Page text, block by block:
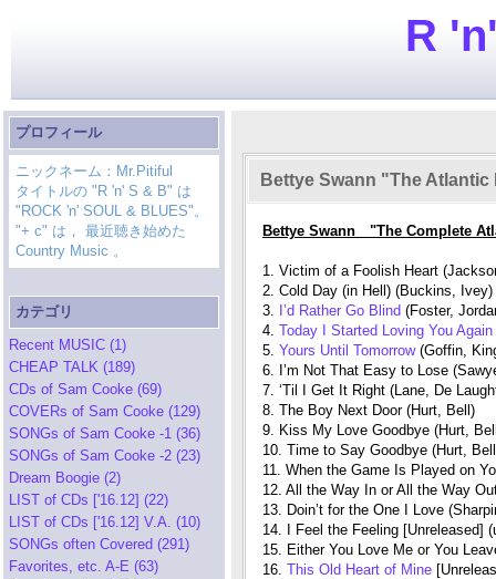
R
プロフィール
ニックネーム：Mr.Pitiful
タイトルの "R 'n' S & B" は
"ROCK 'n' SOUL & BLUES"。
"+ c" は， 最近聴き始めた
Country Music 。
カテゴリ
Recent MUSIC (1)
CHEAP TALK (189)
CDs of Sam Cooke (69)
COVERs of Sam Cooke (129)
SONGs of Sam Cooke -1 (36)
SONGs of Sam Cooke -2 (23)
Dream Boogie (2)
LIST of CDs ['16.12] (22)
LIST of CDs ['16.12] V.A. (10)
SONGs often Covered (291)
Favorites, etc. A-E (63)
Bettye Swann "The
Bettye Swann "The Complete
1. Victim of a Foolish Heart
2. Cold Day (in Hell) (Buckins, Ivey)
3. I’d Rather Go Blind (Foster,
4. Today I Started Loving You Again
5. Yours Until Tomorrow (Goffin,
6. I’m Not That Easy to Lose
7. ‘Til I Get It Right (Lane, De
8. The Boy Next Door (Hurt, Bell)
9. Kiss My Love Goodbye (Hurt,
10. Time to Say Goodbye (Hurt,
11. When the Game Is Played on
12. All the Way In or All the Way
13. Doin’t for the One I Love
14. I Feel the Feeling [Unreleased]
15. Either You Love Me or You
16. This Old Heart of Mine